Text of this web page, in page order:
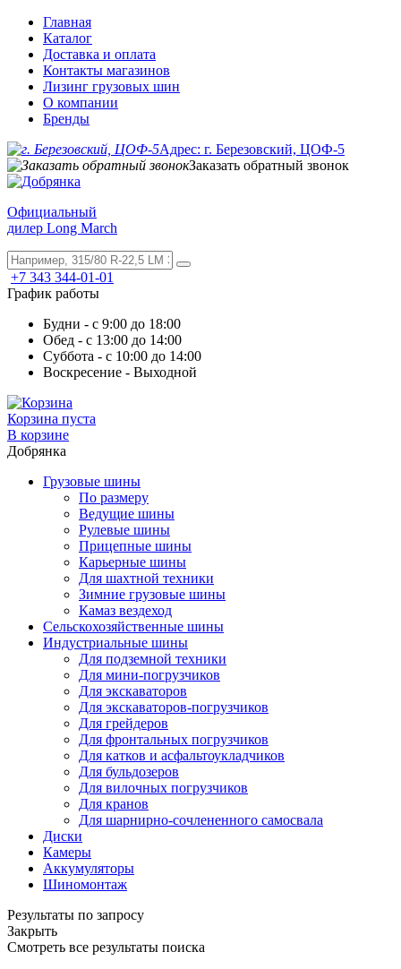
Главная
Каталог
Доставка и оплата
Контакты магазинов
Лизинг грузовых шин
О компании
Бренды
Адрес: г. Березовский, ЦОФ-5
Заказать обратный звонок
Официальный
дилер Long March
+7 343 344-01-01
График работы
Будни - с 9:00 до 18:00
Обед - с 13:00 до 14:00
Суббота - с 10:00 до 14:00
Воскресение - Выходной
Корзина пуста
В корзине
Добрянка
Грузовые шины
По размеру
Ведущие шины
Рулевые шины
Прицепные шины
Карьерные шины
Для шахтной техники
Зимние грузовые шины
Камаз вездеход
Сельскохозяйственные шины
Индустриальные шины
Для подземной техники
Для мини-погрузчиков
Для экскаваторов
Для экскаваторов-погрузчиков
Для грейдеров
Для фронтальных погрузчиков
Для катков и асфальтоукладчиков
Для бульдозеров
Для вилочных погрузчиков
Для кранов
Для шарнирно-сочлененного самосвала
Диски
Камеры
Аккумуляторы
Шиномонтаж
Результаты по запросу
Закрыть
Смотреть все результаты поиска